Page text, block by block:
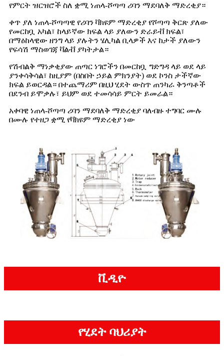
የምርት ዝርዝሮች ስለ ቋሚ ነጠላ-ሾጣጣ ሪባን ማደባለቅ ማድረቂያ።
ቀጥ ያለ ነጠላ-ሾጣጣዊ የሪባን ቫክዩም ማድረቂያ የሾጣጣ ቅርጽ ያለው
የመርከቧ አካል፣ ከላይኛው ክፍል ላይ ያለውን ድራይቭ ክፍል፣
በማዕከላዊው ዘንግ ላይ ያሉትን ሄሊካል ቢላዎች እና ከታች ያለውን
የፍሳሽ ማስወገጃ ቫልቭ ያካትታል።
የሽብልቅ ማነቃቂያው ጠጣር ነገሮችን በመርከቧ ግድግዳ ላይ ወደ ላይ
ያንቀሳቅሳል፣ ከዚያም (በስበት ኃይል ምክንያት) ወደ ኮንስ ታችኛው
ክፍል ይወርዳል። በተጨማሪም በዚህ ሂደት ውስጥ ጠንካራ ቅንጣቶች
በደንብ ይሞቃሉ፣ ይህም ወደ ተመሳሳይ ምርት ይመራል።
አቀባዊ ነጠላ-ሾጣጣ ሪባን ማደባለቅ ማድረቂያ ባለብዙ ተግባር ሙሉ
በሙሉ የተዘጋ ቋሚ የቫክዩም ማድረቂያ ነው
ቪዲዮ
የሂደት ባህሪያት